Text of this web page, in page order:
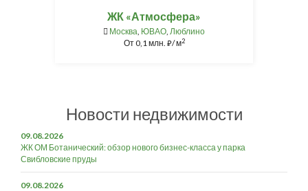
ЖК «Атмосфера»
Москва, ЮВАО, Люблино
От0,1 млн. ⃏/ м2
Новости недвижимости
09.08.2026
ЖК ОМ Ботанический: обзор нового бизнес-класса у парка
Свибловские пруды
09.08.2026